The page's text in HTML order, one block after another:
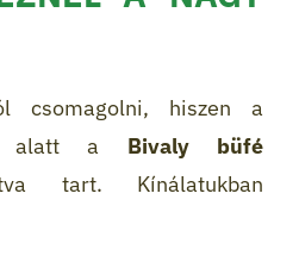
csomagolni, hiszen a
alatt a Bivaly büfé
tart. Kínálatukban